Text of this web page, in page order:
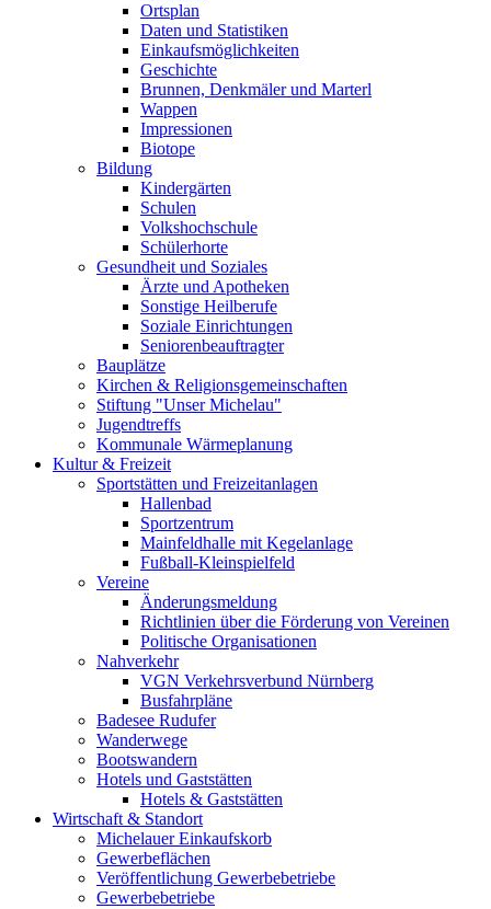
Ortsplan
Daten und Statistiken
Einkaufsmöglichkeiten
Geschichte
Brunnen, Denkmäler und Marterl
Wappen
Impressionen
Biotope
Bildung
Kindergärten
Schulen
Volkshochschule
Schülerhorte
Gesundheit und Soziales
Ärzte und Apotheken
Sonstige Heilberufe
Soziale Einrichtungen
Seniorenbeauftragter
Bauplätze
Kirchen & Religionsgemeinschaften
Stiftung "Unser Michelau"
Jugendtreffs
Kommunale Wärmeplanung
Kultur & Freizeit
Sportstätten und Freizeitanlagen
Hallenbad
Sportzentrum
Mainfeldhalle mit Kegelanlage
Fußball-Kleinspielfeld
Vereine
Änderungsmeldung
Richtlinien über die Förderung von Vereinen
Politische Organisationen
Nahverkehr
VGN Verkehrsverbund Nürnberg
Busfahrpläne
Badesee Rudufer
Wanderwege
Bootswandern
Hotels und Gaststätten
Hotels & Gaststätten
Wirtschaft & Standort
Michelauer Einkaufskorb
Gewerbeflächen
Veröffentlichung Gewerbebetriebe
Gewerbebetriebe